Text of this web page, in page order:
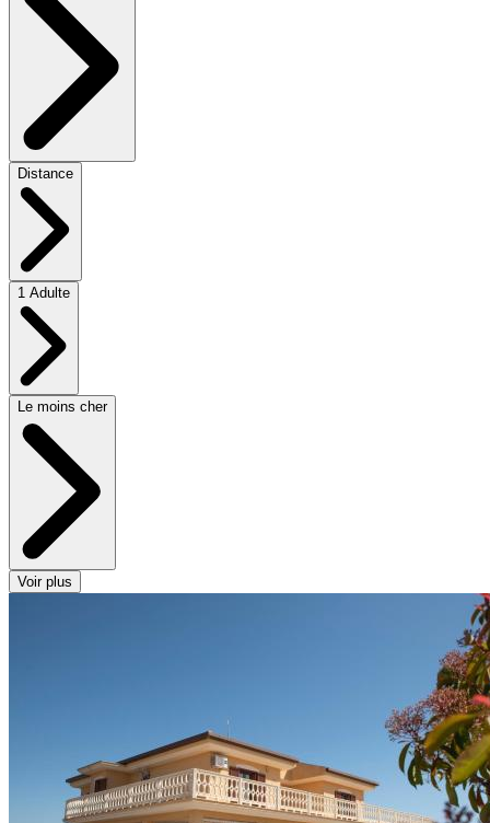
Distance
1 Adulte
Le moins cher
Voir plus